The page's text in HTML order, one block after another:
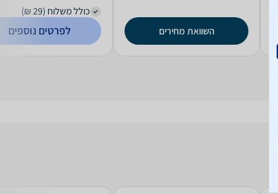
השוואת מחירים
כולל משלוח (29 ₪)
לפרטים נוספים